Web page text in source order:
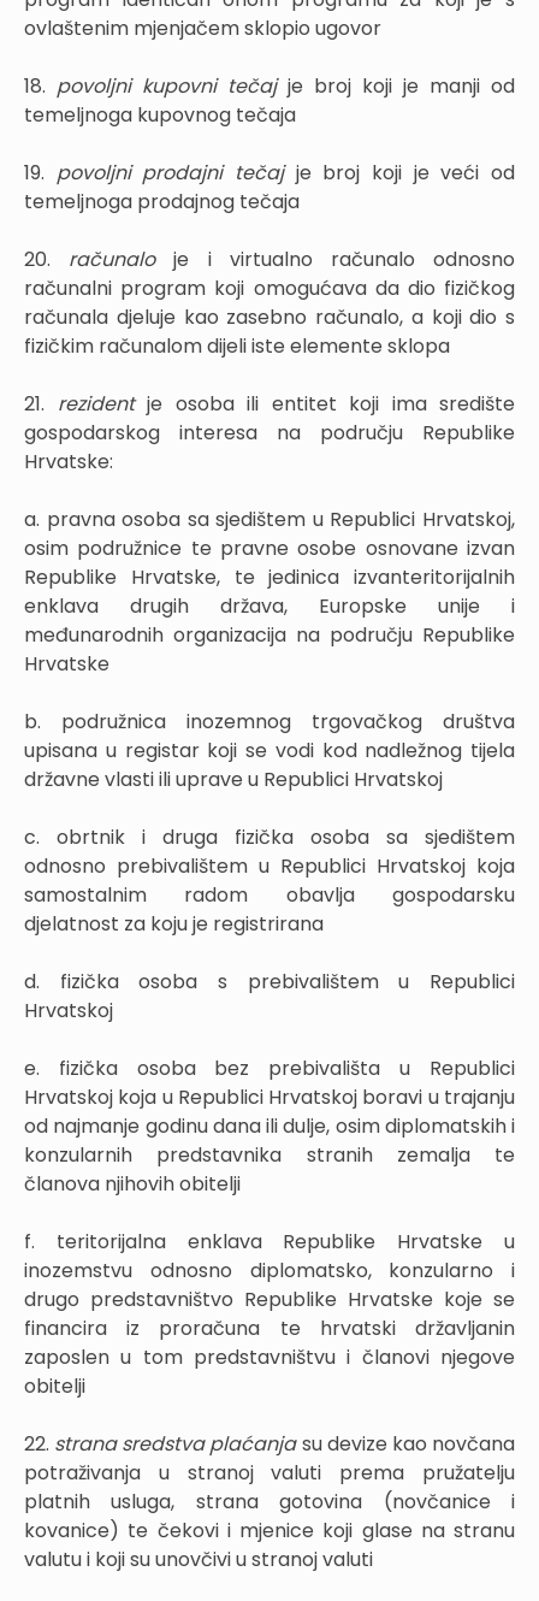
ovlaštenim mjenjačem sklopio ugovor
18. povoljni kupovni tečaj je broj koji je manji od
temeljnoga kupovnog tečaja
19. povoljni prodajni tečaj je broj koji je veći od
temeljnoga prodajnog tečaja
20. računaloje i virtualno računalo odnosno
računalni program koji omogućava da dio fizičkog
računala djeluje kao zasebno računalo, a koji dio s
fizičkim računalom dijeli iste elemente sklopa
21. rezident je osoba ili entitet koji ima središte
gospodarskog interesa na području Republike
Hrvatske:
a. pravna osoba sa sjedištem u Republici Hrvatskoj,
osim podružnice te pravne osobe osnovane izvan
Republike Hrvatske, te jedinica izvanteritorijalnih
enklava drugih država, Europske unije i
međunarodnih organizacija na području Republike
Hrvatske
b. podružnica inozemnog trgovačkog društva
upisana u registar koji se vodi kod nadležnog tijela
državne vlasti ili uprave u Republici Hrvatskoj
c. obrtnik i druga fizička osoba sa sjedištem
odnosno prebivalištem u Republici Hrvatskoj koja
samostalnim radom obavlja gospodarsku
djelatnost za koju je registrirana
d. fizička osoba s prebivalištem u Republici
Hrvatskoj
e. fizička osoba bez prebivališta u Republici
Hrvatskoj koja u Republici Hrvatskoj boravi u trajanju
od najmanje godinu dana ili dulje, osim diplomatskih i
konzularnih predstavnika stranih zemalja te
članova njihovih obitelji
f. teritorijalna enklava Republike Hrvatske u
inozemstvu odnosno diplomatsko, konzularno i
drugo predstavništvo Republike Hrvatske koje se
financira iz proračuna te hrvatski državljanin
zaposlen u tom predstavništvu i članovi njegove
obitelji
22. strana sredstva plaćanjasu devize kao novčana
potraživanja u stranoj valuti prema pružatelju
platnih usluga, strana gotovina (novčanice i
kovanice) te čekovi i mjenice koji glase na stranu
valutu i koji su unovčivi u stranoj valuti